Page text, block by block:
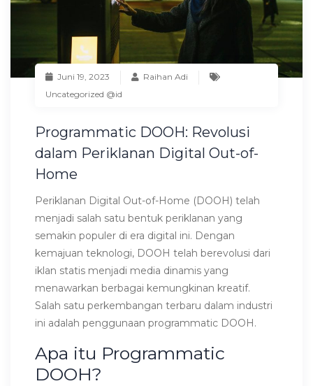
Juni 19, 2023
Raihan Adi
Uncategorized @id
Programmatic DOOH: Revolusi
dalam Periklanan Digital Out-of-
Home
Periklanan Digital Out-of-Home (DOOH) telah
menjadi salah satu bentuk periklanan yang
semakin populer di era digital ini. Dengan
kemajuan teknologi, DOOH telah berevolusi dari
iklan statis menjadi media dinamis yang
menawarkan berbagai kemungkinan kreatif.
Salah satu perkembangan terbaru dalam industri
ini adalah penggunaan programmatic DOOH.
Apa itu Programmatic
DOOH?